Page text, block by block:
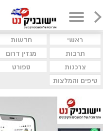
ראשי חדשות
תרבות
מגזין דרום
צרכנות
ספורט
טיפים והמלצות